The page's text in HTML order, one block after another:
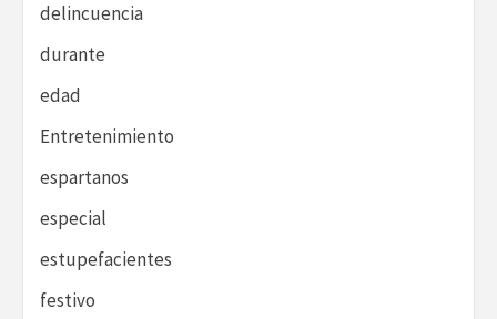
delincuencia
durante
edad
Entretenimiento
espartanos
especial
estupefacientes
festivo